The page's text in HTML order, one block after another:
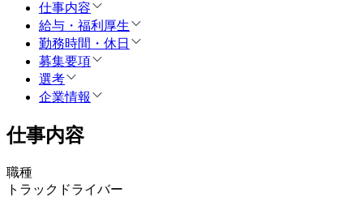
仕事内容
給与・福利厚生
勤務時間・休日
募集要項
選考
企業情報
仕事内容
職種
トラックドライバー